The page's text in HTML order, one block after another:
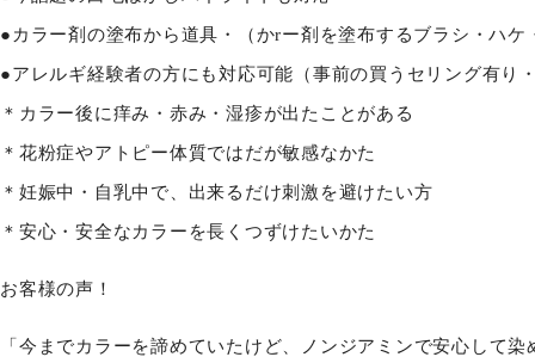
●カラー剤の塗布から道具・（かrー剤を塗布するブラシ・ハ
●アレルギ経験者の方にも対応可能（事前の買うセリング有
＊カラー後に痒み・赤み・湿疹が出たことがある
＊花粉症やアトピー体質ではだが敏感なかた
＊妊娠中・自乳中で、出来るだけ刺激を避けたい方
＊安心・安全なカラーを長くつずけたいかた
お客様の声！
「今までカラーを諦めていたけど、ノンジアミンで安心して